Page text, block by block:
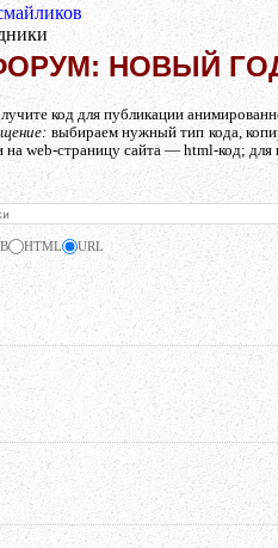
НОВЫЙ
код для публикации
выбираем нужный тип кода,
на web-страницу сайта — html-код;
HTML URL